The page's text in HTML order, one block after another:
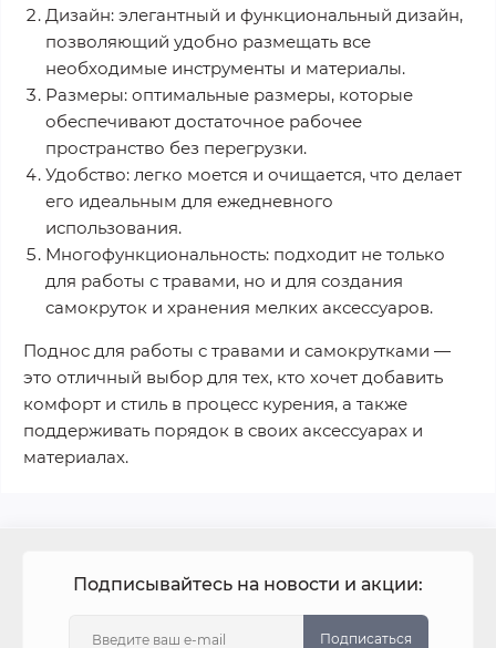
Дизайн: элегантный и функциональный дизайн,
позволяющий удобно размещать все
необходимые инструменты и материалы.
Размеры: оптимальные размеры, которые
обеспечивают достаточное рабочее
пространство без перегрузки.
Удобство: легко моется и очищается, что делает
его идеальным для ежедневного
использования.
Многофункциональность: подходит не только
для работы с травами, но и для создания
самокруток и хранения мелких аксессуаров.
Поднос для работы с травами и самокрутками —
это отличный выбор для тех, кто хочет добавить
комфорт и стиль в процесс курения, а также
поддерживать порядок в своих аксессуарах и
материалах.
Подписывайтесь на новости и акции:
Подписаться